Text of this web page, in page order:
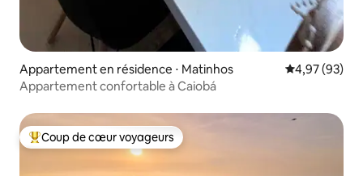
Appartement en résidence ⋅ Matinhos Évaluation
4,97 (93)
Appartement confortable à Caiobá
Coups de cœur voyageurs les plus appréciés
Coup de cœur voyageurs